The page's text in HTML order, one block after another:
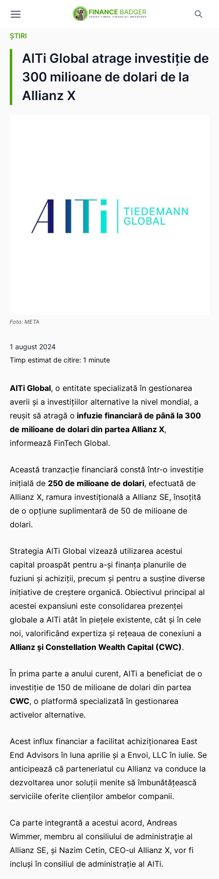
ȘTIRI
AlTi Global atrage investiție de
300 milioane de dolari de la
Allianz X
Foto: META
1 august 2024
Timp estimat de citire: 1 minute
AlTi Global, o entitate specializată în gestionarea
averii și a investițiilor alternative la nivel mondial, a
reușit să atragă o infuzie financiară de până la 300
de milioane de dolari din partea Allianz X,
informează FinTech Global.
Această tranzacție financiară constă într-o investiție
inițială de 250 de milioane de dolari, efectuată de
Allianz X, ramura investițională a Allianz SE, însoțită
de o opțiune suplimentară de 50 de milioane de
dolari.
Strategia AlTi Global vizează utilizarea acestui
capital proaspăt pentru a-și finanța planurile de
fuziuni și achiziții, precum și pentru a susține diverse
inițiative de creștere organică. Obiectivul principal al
acestei expansiuni este consolidarea prezenței
globale a AlTi atât în piețele existente, cât și în cele
noi, valorificând expertiza și rețeaua de conexiuni a
Allianz și Constellation Wealth Capital (CWC).
În prima parte a anului curent, AlTi a beneficiat de o
investiție de 150 de milioane de dolari din partea
CWC, o platformă specializată în gestionarea
activelor alternative.
Acest influx financiar a facilitat achiziționarea East
End Advisors în luna aprilie și a Envoi, LLC în iulie. Se
anticipează că parteneriatul cu Allianz va conduce la
dezvoltarea unor soluții menite să îmbunătățească
serviciile oferite clienților ambelor companii.
Ca parte integrantă a acestui acord, Andreas
Wimmer, membru al consiliului de administrație al
Allianz SE, și Nazim Cetin, CEO-ul Allianz X, vor fi
incluși în consiliul de administrație al AlTi.